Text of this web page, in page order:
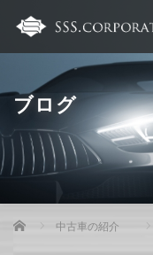
ブログ
Home 中古車の紹介